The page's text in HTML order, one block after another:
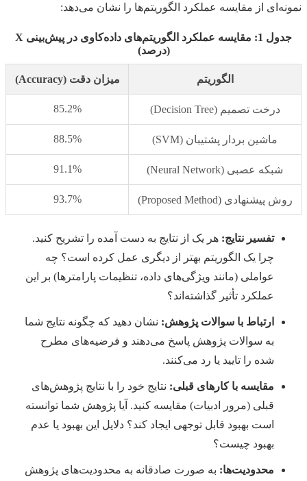
نمونه‌ای از مقایسه عملکرد الگوریتم‌ها را نشان می‌دهد:
جدول 1: مقایسه عملکرد الگوریتم‌های داده‌کاوی در پیش‌بینی X
(درصد)
الگوریتم میزان دقت (Accuracy)
درخت تصمیم (Decision Tree) 85.2%
ماشین بردار پشتیبان (SVM) 88.5%
شبکه عصبی (Neural Network) 91.1%
روش پیشنهادی (Proposed Method) 93.7%
تفسیر نتایج: هر یک از نتایج به دست آمده را تشریح کنید.
چرا یک الگوریتم بهتر از دیگری عمل کرده است؟ چه
عواملی (مانند ویژگی‌های داده، تنظیمات پارامترها) بر این
عملکرد تأثیر گذاشته‌اند؟
ارتباط با سوالات پژوهش: نشان دهید که چگونه نتایج شما
به سوالات پژوهش پاسخ می‌دهند و فرضیه‌های مطرح
شده را تایید یا رد می‌کنند.
مقایسه با کارهای قبلی: نتایج خود را با نتایج پژوهش‌های
قبلی (مرور ادبیات) مقایسه کنید. آیا پژوهش شما توانسته
است بهبود قابل توجهی ایجاد کند؟ دلایل این بهبود یا عدم
بهبود چیست؟
محدودیت‌ها: به صورت صادقانه به محدودیت‌های پژوهش